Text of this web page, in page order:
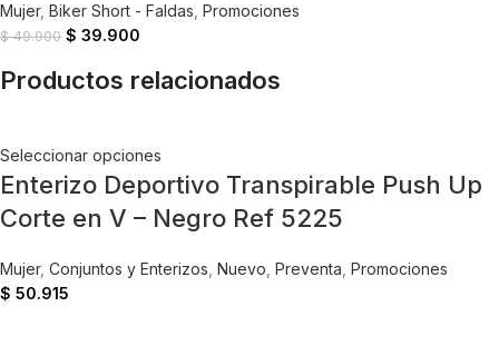
Mujer, Biker Short - Faldas Promociones
$49.900 $ 39.900
Productos relacionados
Seleccionar opciones
Enterizo Deportivo Transpirable Push Up
Corte en V – Negro Ref 5225
Mujer, Conjuntos y Enterizos Nuevo Preventa Promociones
$ 50.915